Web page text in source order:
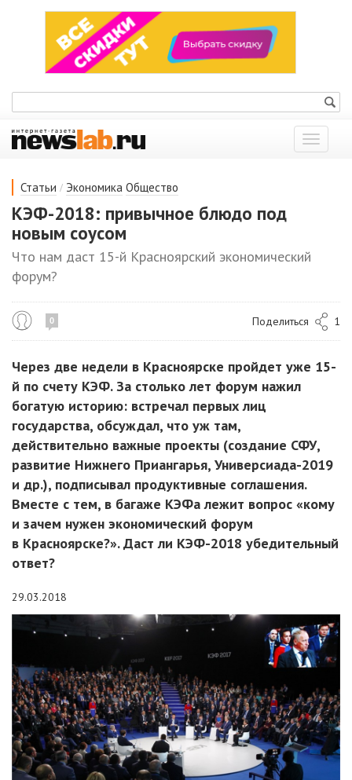
Показать
меню
Статьи / Экономика Общество
КЭФ-2018: привычное блюдо под
новым соусом
Что нам даст 15-й Красноярский экономический
форум?
0 Поделиться 1
Через две недели в Красноярске пройдет уже 15-
й по счету КЭФ. За столько лет форум нажил
богатую историю: встречал первых лиц
государства, обсуждал, что уж там,
действительно важные проекты (создание СФУ,
развитие Нижнего Приангарья, Универсиада-2019
и др.), подписывал продуктивные соглашения.
Вместе с тем, в багаже КЭФа лежит вопрос «кому
и зачем нужен экономический форум
в Красноярске?». Даст ли КЭФ-2018 убедительный
ответ?
29.03.2018